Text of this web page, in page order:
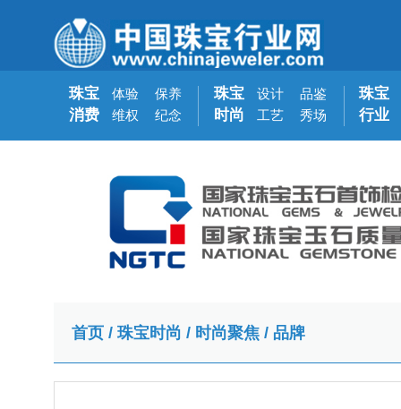
珠宝
消费
体验
维权
保养
纪念
珠宝
时尚
设计
工艺
品鉴
秀场
珠宝
行业
首页 / 珠宝时尚 / 时尚聚焦 / 品牌